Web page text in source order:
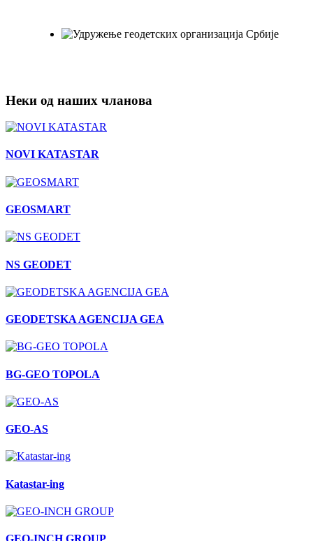
Неки од наших чланова
NOVI KATASTAR
GEOSMART
NS GEODET
GEODETSKA AGENCIJA GEA
BG-GEO TOPOLA
GEO-AS
Katastar-ing